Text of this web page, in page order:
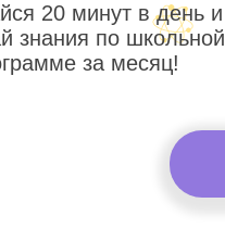
20 минут в день и
знания по школьной
за месяц!